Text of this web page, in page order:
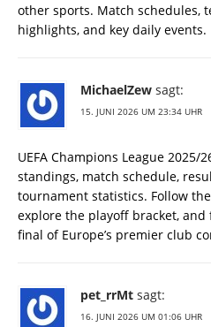
other sports. Match schedules,
highlights, and key daily events.
MichaelZew sagt:
15. JUNI 2026 UM 23:34 UHR
UEFA Champions League 2025/
standings, match schedule,
tournament statistics. Follow
explore the playoff bracket,
final of Europe’s premier club
pet_rrMt sagt:
16. JUNI 2026 UM 01:06 UHR